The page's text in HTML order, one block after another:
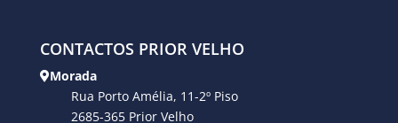
CONTACTOS PRIOR VELHO
Morada
Rua Porto Amélia, 11-2º Piso
2685-365 Prior Velho